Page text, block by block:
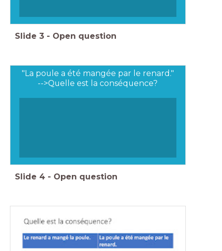
Slide 3 - Open question
"La poule a été mangée par le renard."
-->Quelle est la conséquence?
Slide 4 - Open question